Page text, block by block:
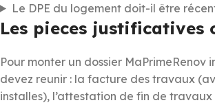
Le DPE du logement doit-il être
Les pieces
Pour monter un dossier
devez reunir : la facture des travaux
installes), l’attestation de fin de